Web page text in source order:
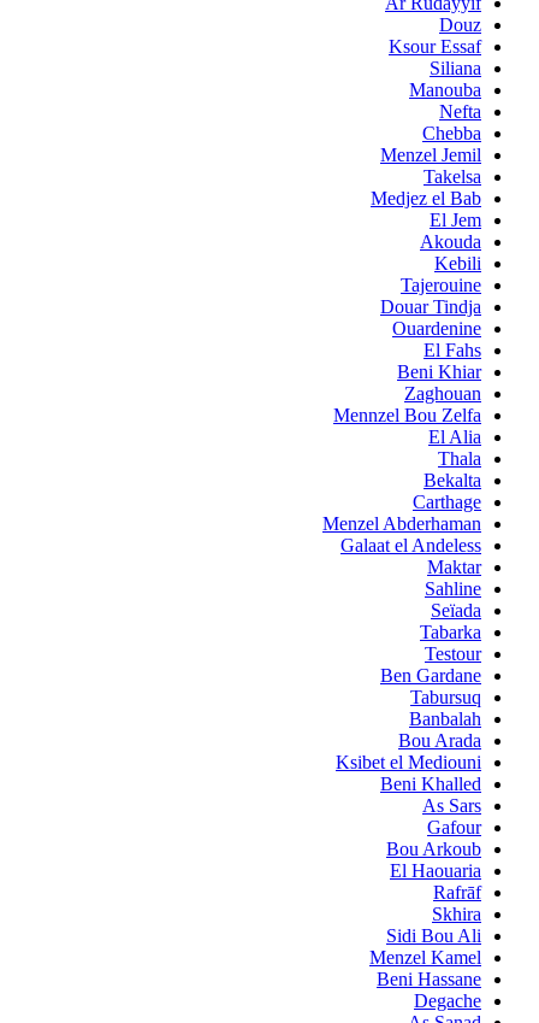
Douz
Ksour Essaf
Siliana
Manouba
Nefta
Chebba
Menzel Jemil
Takelsa
Medjez el Bab
El Jem
Akouda
Kebili
Tajerouine
Douar Tindja
Ouardenine
El Fahs
Beni Khiar
Zaghouan
Mennzel Bou Zelfa
El Alia
Thala
Bekalta
Carthage
Menzel Abderhaman
Galaat el Andeless
Maktar
Sahline
Seïada
Tabarka
Testour
Ben Gardane
Tabursuq
Banbalah
Bou Arada
Ksibet el Mediouni
Beni Khalled
As Sars
Gafour
Bou Arkoub
El Haouaria
Rafrāf
Skhira
Sidi Bou Ali
Menzel Kamel
Beni Hassane
Degache